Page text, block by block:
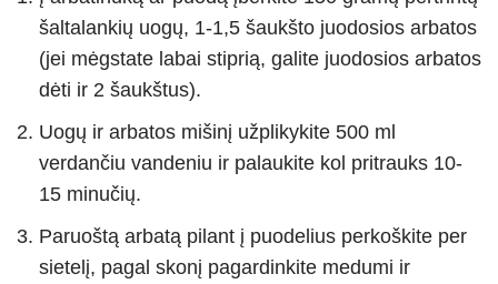
šaltalankių uogų, 1-1,5 šaukšto juodosios arbatos
(jei mėgstate labai stiprią, galite juodosios arbatos
dėti ir 2 šaukštus).
Uogų ir arbatos mišinį užplikykite 500 ml
verdančiu vandeniu ir palaukite kol pritrauks 10-
15 minučių.
Paruoštą arbatą pilant į puodelius perkoškite per
sietelį, pagal skonį pagardinkite medumi ir